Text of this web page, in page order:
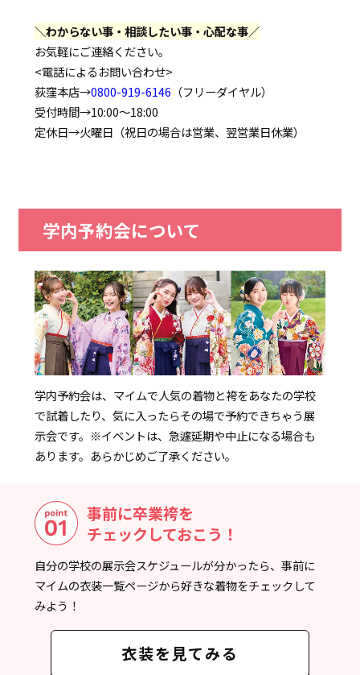
＼わからない事・相談したい事・心配な事／
お気軽にご連絡ください。
<電話によるお問い合わせ>
荻窪本店→0800-919-6146 （フリーダイヤル）
受付時間→10:00～18:00
定休日→火曜日（祝日の場合は営業、翌営業日休業）
学内予約会について
学内予約会は、マイムで人気の着物と袴をあなたの学校
で試着したり、気に入ったらその場で予約できちゃう展
示会です。 ※イベントは、急遽延期や中止になる場合も
あります。あらかじめご了承ください。
事前に卒業袴を
チェックしておこう！
自分の学校の展示会スケジュールが分かったら、事前に
マイムの衣装一覧ページから好きな着物をチェックして
みよう！
衣装を見てみる